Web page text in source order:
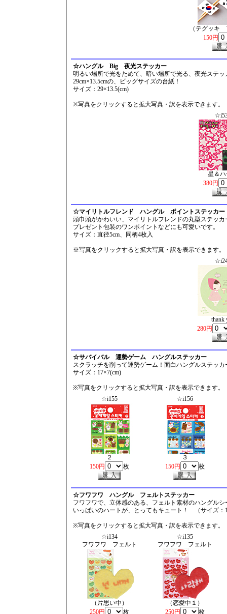
（テグッキ
150円
☆ハングル Big 夜光ステッカー
明るい場所で光をためて、暗い場所で光る、夜光ステ
29cm×13.5cmの、ビッグサイズの台紙！
サイズ：29×13.5(cm)
※写真をクリックすると拡大写真・訳を表示できます。
星＆
380円
☆マイリトルフレンド ハングル ポイントステッカー
頭巾頭がかわいい、マイリトルフレンドの丸型ステッカ
プレゼント包装のワンポイントなどにも可愛いです。
サイズ：直径5cm、同柄4枚入
※写真をクリックすると拡大写真・訳を表示できます。
thank
280円
☆サバイバル 運勢ゲーム ハングルステッカー
スクラッチを削って運勢ゲーム！面白ハングルステッカ
サイズ：17×7(cm)
※写真をクリックすると拡大写真・訳を表示できます。
☆i155
☆i156
２
３
150円
枚 150円 枚
☆フワフワ ハングル フェルトステッカー
フワフワで、立体感のある、フェルト素材のハングルシ
いっぱいのハートが、とってもキュート！ （サイズ：
※写真をクリックすると拡大写真・訳を表示できます。
☆i134
フワフワ フェルト
☆i135
フワフワ フェルト
（片思い中）
（恋愛中１）
250円
枚 250円 枚